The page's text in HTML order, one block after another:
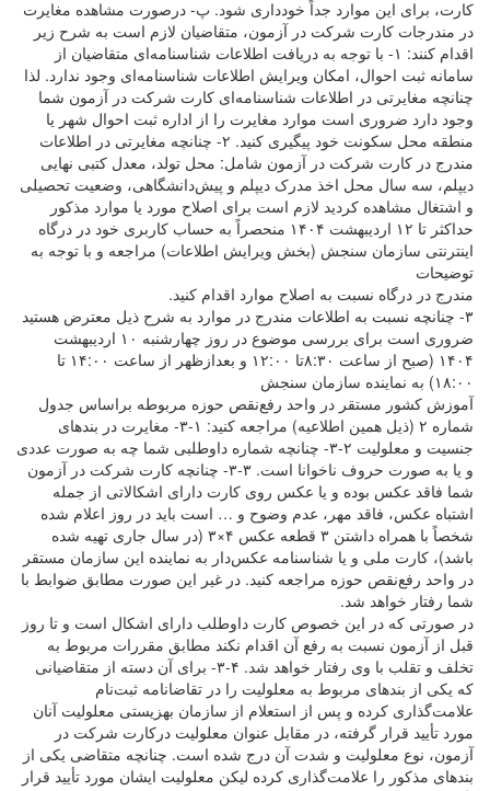
کارت، برای این موارد جداً خودداری شود. پ- درصورت مشاهده مغایرت
در مندرجات کارت شرکت در آزمون، متقاضیان لازم است به شرح زیر
اقدام کنند: ۱- با توجه به دریافت اطلاعات شناسنامه‌ای متقاضیان از
سامانه ثبت احوال، امکان ویرایش اطلاعات شناسنامه‌ای وجود ندارد. لذا
چنانچه مغایرتی در اطلاعات شناسنامه‌ای کارت شرکت در آزمون شما
وجود دارد ضروری است موارد مغایرت را از اداره ثبت احوال شهر یا
منطقه محل سکونت خود پیگیری کنید. ۲- چنانچه مغایرتی در اطلاعات
مندرج در کارت شرکت در آزمون شامل: محل تولد، معدل کتبی نهایی
دیپلم، سه سال محل اخذ مدرک دیپلم و پیش‌دانشگاهی، وضعیت تحصیلی
و اشتغال مشاهده کردید لازم است برای اصلاح مورد یا موارد مذکور
حداکثر تا ۱۲ اردیبهشت ۱۴۰۴ منحصراً به حساب کاربری خود در درگاه
اینترنتی سازمان سنجش (بخش ویرایش اطلاعات) مراجعه و با توجه به
توضیحات
مندرج در درگاه نسبت به اصلاح موارد اقدام کنید.
۳- چنانچه نسبت به اطلاعات مندرج در موارد به شرح ذیل معترض هستید
ضروری است برای بررسی موضوع در روز چهارشنبه ۱۰ اردیبهشت
۱۴۰۴ (صبح از ساعت ۸:۳۰تا ۱۲:۰۰ و بعدازظهر از ساعت ۱۴:۰۰ تا
۱۸:۰۰) به نماینده سازمان سنجش
آموزش کشور مستقر در واحد رفع‌نقص حوزه مربوطه براساس جدول
شماره ۲ (ذیل همین اطلاعیه) مراجعه کنید: ۱-۳- مغایرت در بندهای
جنسیت و معلولیت ۲-۳- چنانچه شماره داوطلبی شما چه به صورت عددی
و یا به صورت حروف ناخوانا است. ۳-۳- چنانچه کارت شرکت در آزمون
شما فاقد عکس بوده و یا عکس روی کارت دارای اشکالاتی از جمله
اشتباه عکس، فاقد مهر، عدم وضوح و … است باید در روز اعلام شده
شخصاً با همراه داشتن ۳ قطعه عکس ۴×۳ (در سال جاری تهیه شده
باشد)، کارت ملی و یا شناسنامه عکس‌دار به نماینده این سازمان مستقر
در واحد رفع‌نقص حوزه مراجعه کنید. در غیر این صورت مطابق ضوابط با
شما رفتار خواهد شد.
در صورتی که در این خصوص کارت داوطلب دارای اشکال است و تا روز
قبل از آزمون نسبت به رفع آن اقدام نکند مطابق مقررات مربوط به
تخلف و تقلب با وی رفتار خواهد شد. ۴-۳- برای آن دسته از متقاضیانی
که یکی از بندهای مربوط به معلولیت را در تقاضانامه ثبت‌نام‌
علامت‌گذاری‌ کرده‌ و پس از استعلام از سازمان بهزیستی معلولیت آنان
مورد تأیید قرار گرفته، در مقابل‌ عنوان‌ معلولیت‌ درکارت‌ شرکت در
آزمون، نوع‌ معلولیت‌ و شدت آن درج‌ شده‌ است‌. چنانچه متقاضی یکی از
بندهای مذکور را علامت‌گذاری کرده لیکن معلولیت ایشان مورد تأیید قرار